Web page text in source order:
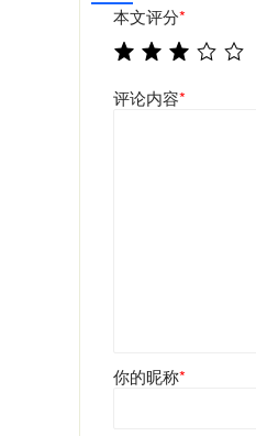
本文评分*
评论内容*
你的昵称*